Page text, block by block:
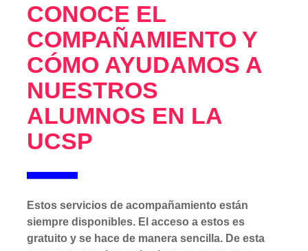
CONOCE EL
COMPAÑAMIENTO Y
CÓMO AYUDAMOS A
NUESTROS
ALUMNOS EN LA
UCSP
Estos servicios de acompañamiento están
siempre disponibles. El acceso a estos es
gratuito y se hace de manera sencilla. De esta